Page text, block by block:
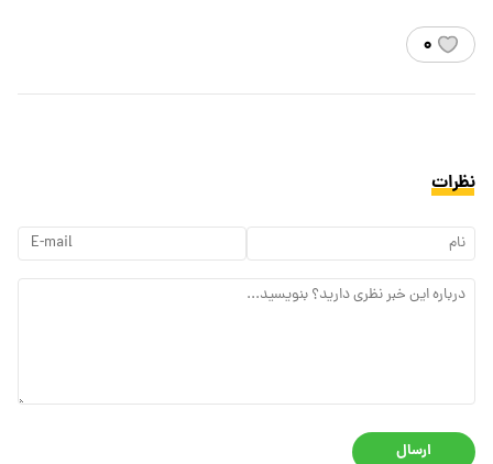
۰
نظرات
ارسال